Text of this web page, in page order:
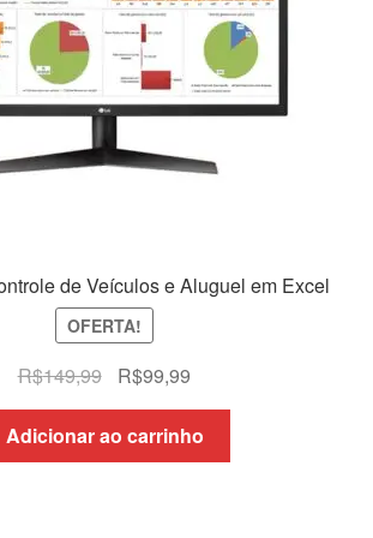
de Veículos e Aluguel em Excel
OFERTA!
R$149,99
O
preço
original
era:
R$99,99
preço
atual
é:
Adicionar ao carrinho